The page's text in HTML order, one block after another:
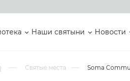
Наши святыни Новости
Святые места